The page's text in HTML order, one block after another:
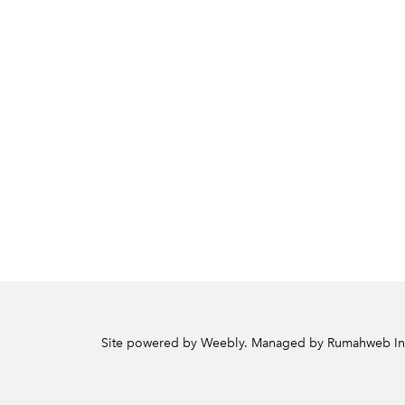
Site powered by Weebly. Managed by Rumahweb